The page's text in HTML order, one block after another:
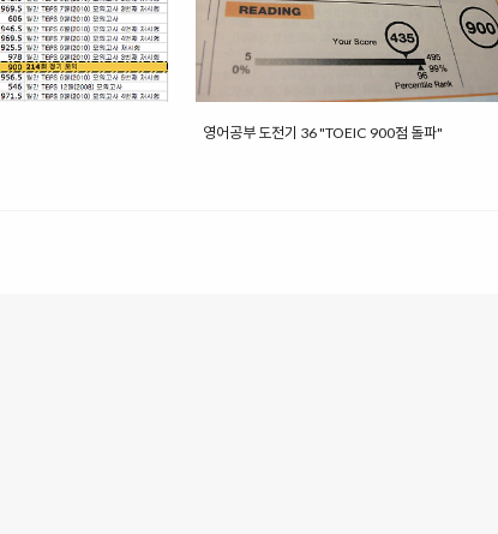
영어공부 도전기 36 "TOEIC 900점 돌파"